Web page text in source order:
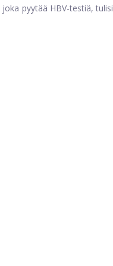
pyytää HBV-testiä, tulisi